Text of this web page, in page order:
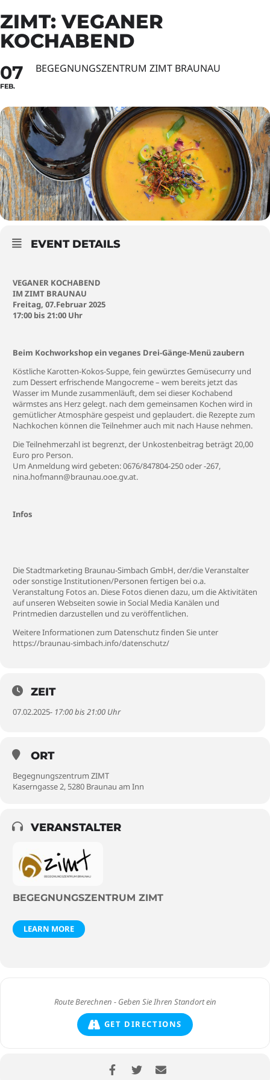
ZIMT: VEGANER
KOCHABEND
07
FEB.
BEGEGNUNGSZENTRUM ZIMT BRAUNAU
EVENT DETAILS
VEGANER KOCHABEND
IM ZIMT BRAUNAU
Freitag, 07.Februar 2025
17:00 bis 21:00 Uhr
Beim Kochworkshop ein veganes Drei-Gänge-Menü zaubern
Köstliche Karotten-Kokos-Suppe, fein gewürztes Gemüsecurry und
zum Dessert erfrischende Mangocreme – wem bereits jetzt das
Wasser im Munde zusammenläuft, dem sei dieser Kochabend
wärmstes ans Herz gelegt. nach dem gemeinsamen Kochen wird in
gemütlicher Atmosphäre gespeist und geplaudert. die Rezepte zum
Nachkochen können die Teilnehmer auch mit nach Hause nehmen.
Die Teilnehmerzahl ist begrenzt, der Unkostenbeitrag beträgt 20,00
Euro pro Person.
Um Anmeldung wird gebeten: 0676/847804-250 oder -267,
nina.hofmann@braunau.ooe.gv.at.
Infos
Die Stadtmarketing Braunau-Simbach GmbH, der/die Veranstalter
oder sonstige Institutionen/Personen fertigen bei o.a.
Veranstaltung Fotos an. Diese Fotos dienen dazu, um die Aktivitäten
auf unseren Webseiten sowie in Social Media Kanälen und
Printmedien darzustellen und zu veröffentlichen.
Weitere Informationen zum Datenschutz finden Sie unter
https://braunau-simbach.info/datenschutz/
ZEIT
07.02.2025- 17:00 bis 21:00 Uhr
ORT
Begegnungszentrum ZIMT
Kaserngasse 2, 5280 Braunau am Inn
VERANSTALTER
BEGEGNUNGSZENTRUM ZIMT
LEARN MORE
GET DIRECTIONS